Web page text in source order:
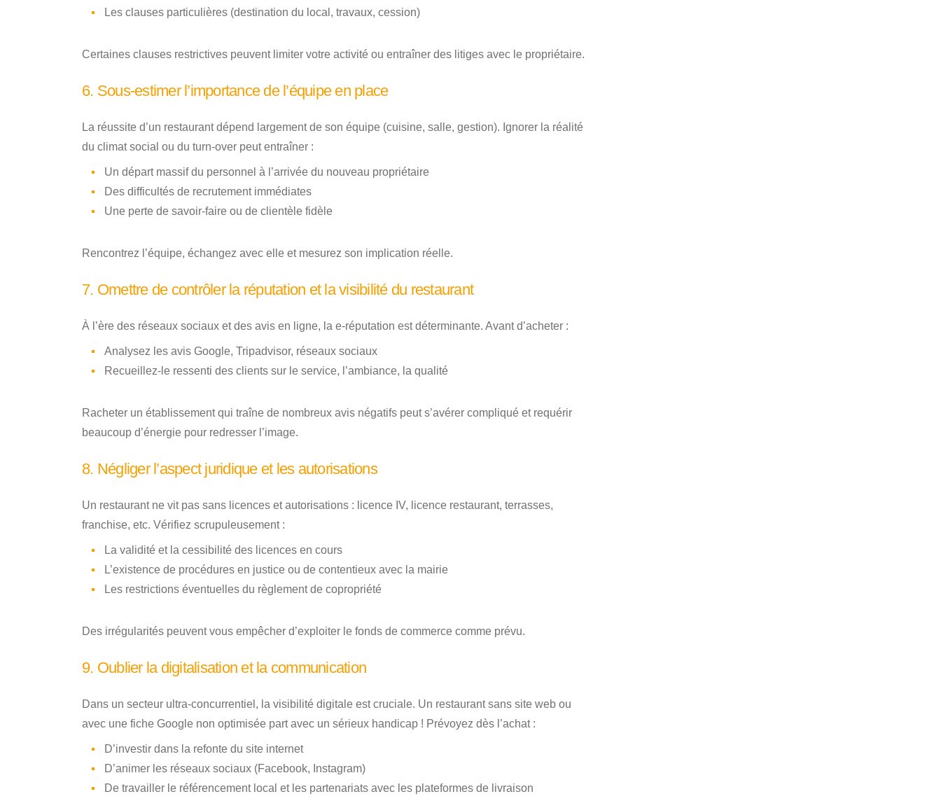
Les clauses particulières (destination du local, travaux, cession)
Certaines clauses restrictives peuvent limiter votre activité ou entraîner des litiges avec le propriétaire.
6. Sous-estimer l’importance de l’équipe en place
La réussite d’un restaurant dépend largement de son équipe (cuisine, salle, gestion). Ignorer la réalité
du climat social ou du turn-over peut entraîner :
Un départ massif du personnel à l’arrivée du nouveau propriétaire
Des difficultés de recrutement immédiates
Une perte de savoir-faire ou de clientèle fidèle
Rencontrez l’équipe, échangez avec elle et mesurez son implication réelle.
7. Omettre de contrôler la réputation et la visibilité du restaurant
À l’ère des réseaux sociaux et des avis en ligne, la e-réputation est déterminante. Avant d’acheter :
Analysez les avis Google, Tripadvisor, réseaux sociaux
Recueillez-le ressenti des clients sur le service, l’ambiance, la qualité
Racheter un établissement qui traîne de nombreux avis négatifs peut s’avérer compliqué et requérir
beaucoup d’énergie pour redresser l’image.
8. Négliger l’aspect juridique et les autorisations
Un restaurant ne vit pas sans licences et autorisations : licence IV, licence restaurant, terrasses,
franchise, etc. Vérifiez scrupuleusement :
La validité et la cessibilité des licences en cours
L’existence de procédures en justice ou de contentieux avec la mairie
Les restrictions éventuelles du règlement de copropriété
Des irrégularités peuvent vous empêcher d’exploiter le fonds de commerce comme prévu.
9. Oublier la digitalisation et la communication
Dans un secteur ultra-concurrentiel, la visibilité digitale est cruciale. Un restaurant sans site web ou
avec une fiche Google non optimisée part avec un sérieux handicap ! Prévoyez dès l’achat :
D’investir dans la refonte du site internet
D’animer les réseaux sociaux (Facebook, Instagram)
De travailler le référencement local et les partenariats avec les plateformes de livraison